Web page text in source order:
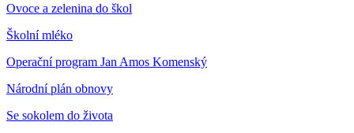
Ovoce a zelenina do škol
Školní mléko
Operační program Jan Amos Komenský
Národní plán obnovy
Se sokolem do života